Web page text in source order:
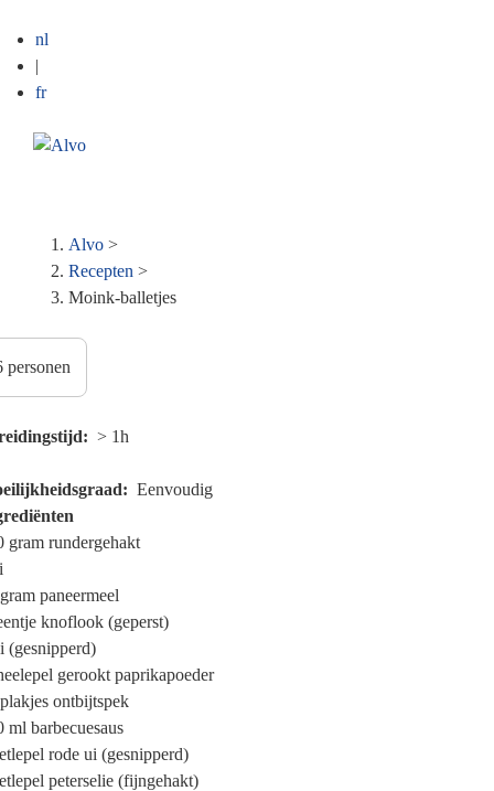
nl
|
fr
Kruimelpad
Alvo >
Recepten >
Moink-balletjes
> 1h
Eenvoudig
gram rundergehakt
paneermeel
knoflook (geperst)
(gesnipperd)
gerookt paprikapoeder
ontbijtspek
ml barbecuesaus
rode ui (gesnipperd)
peterselie (fijngehakt)